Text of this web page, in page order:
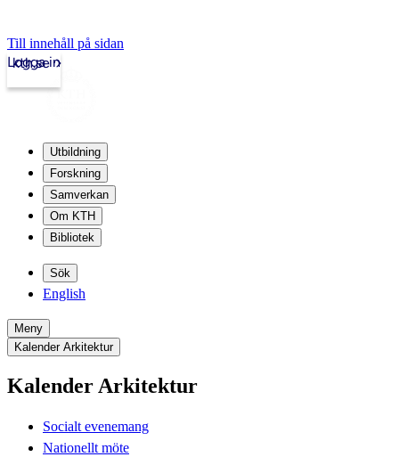
Till innehåll på sidan
kth.se
Logga in
Utbildning
Forskning
Samverkan
Om KTH
Bibliotek
Sök
English
Meny
Kalender Arkitektur
Kalender Arkitektur
Socialt evenemang
Nationellt möte